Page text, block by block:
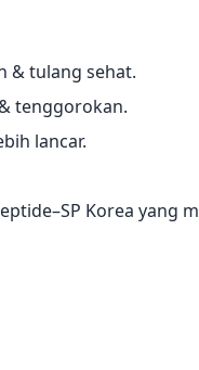
& tulang sehat.
tenggorokan.
lancar.
Korea yang